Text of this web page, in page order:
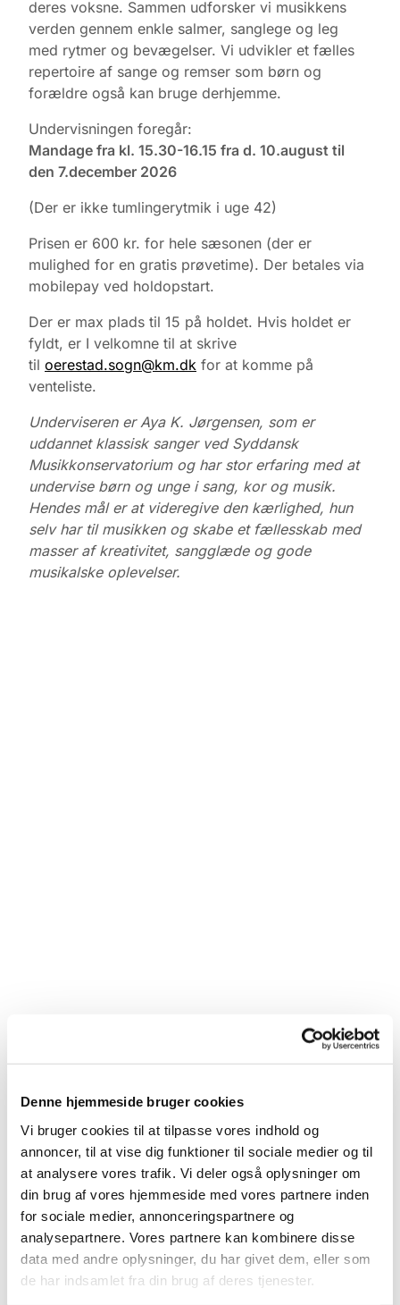
Denne hjemmeside bruger cookies
Vi bruger cookies til at tilpasse vores indhold og
annoncer, til at vise dig funktioner til sociale medier og til
at analysere vores trafik. Vi deler også oplysninger om
din brug af vores hjemmeside med vores partnere inden
for sociale medier, annonceringspartnere og
analysepartnere. Vores partnere kan kombinere disse
data med andre oplysninger, du har givet dem, eller som
de har indsamlet fra din brug af deres tjenester.
deres voksne. Sammen udforsker vi musikkens
verden gennem enkle salmer, sanglege og leg
med rytmer og bevægelser. Vi udvikler et fælles
repertoire af sange og remser som børn og
forældre også kan bruge derhjemme.
Undervisningen foregår:
Mandage fra kl. 15.30-16.15 fra d. 10.august til
den 7.december 2026
(Der er ikke tumlingerytmik i uge 42)
Prisen er 600 kr. for hele sæsonen (der er
mulighed for en gratis prøvetime). Der betales via
mobilepay ved holdopstart.
Der er max plads til 15 på holdet. Hvis holdet er
fyldt, er I velkomne til at skrive
til oerestad.sogn@km.dk for at komme på
venteliste.
Underviseren er Aya K. Jørgensen, som er
uddannet klassisk sanger ved Syddansk
Musikkonservatorium og har stor erfaring med at
undervise børn og unge i sang, kor og musik.
Hendes mål er at videregive den kærlighed, hun
selv har til musikken og skabe et fællesskab med
masser af kreativitet, sangglæde og gode
musikalske oplevelser.